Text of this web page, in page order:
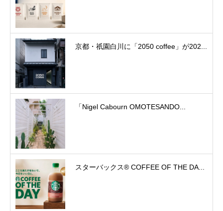
京都・祇園白川に「2050 coffee」が202...
「Nigel Cabourn OMOTESANDO...
スターバックス® COFFEE OF THE DA...